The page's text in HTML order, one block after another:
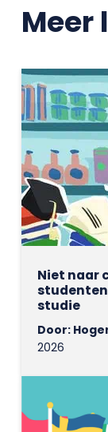
Meer
Niet naar
studie
Door:
2026